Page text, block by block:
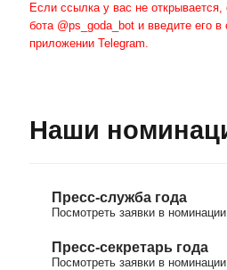
Если ссылка у вас не открывается,
бота @ps_goda_bot и введите его в
приложении Telegram.
Наши
Пресс-служба года
Посмотреть заявки в
Пресс-секретарь года
Посмотреть заявки в